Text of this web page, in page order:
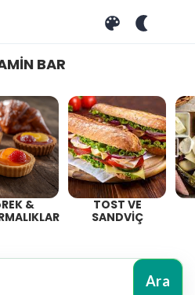
BAR
&
TOST VE
SANDVİÇ
Ara